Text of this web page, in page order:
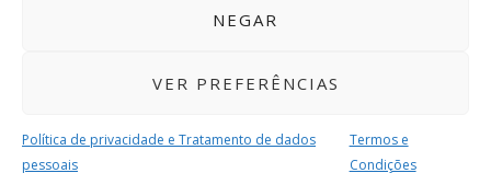
NEGAR
VER PREFERÊNCIAS
Política de privacidade e Tratamento de dados
pessoais
Termos e
Condições